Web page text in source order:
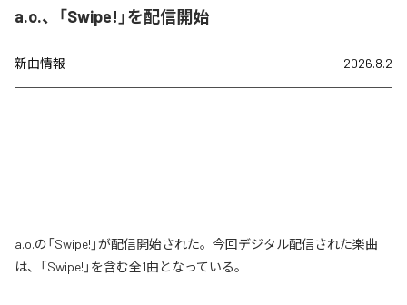
a.o.、「Swipe!」を配信開始
新曲情報 2026.8.2
a.o.の「Swipe!」が配信開始された。今回デジタル配信された楽曲
は、「Swipe!」を含む全1曲となっている。